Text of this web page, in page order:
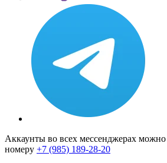
Аккаунты во всех мессенджерах
номеру +7 (985) 189-28-20